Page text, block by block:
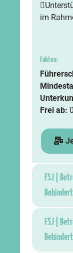
im
Fakten:
Frei ab:
FSJ |
FSJ |